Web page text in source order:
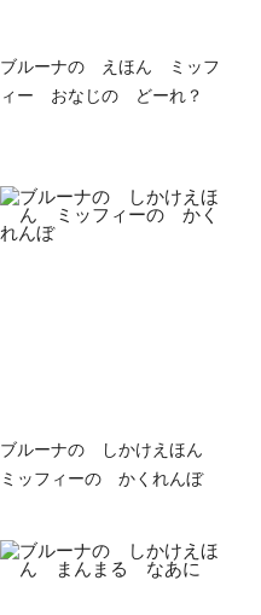
ブルーナの えほん ミッフ
ィー おなじの どーれ？
ブルーナの しかけえほん
ミッフィーの かくれんぼ